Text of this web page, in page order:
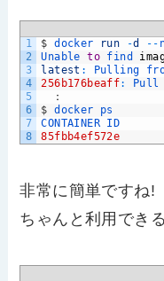
1
2
3
4
5
6
7
8
$ docker run -d --
Unable to find
latest : Pulling
256b176beaff: Pull
：
$ docker ps
CONTAINER
85fbb4ef572e
非常に簡単ですね!
ちゃんと利用でき